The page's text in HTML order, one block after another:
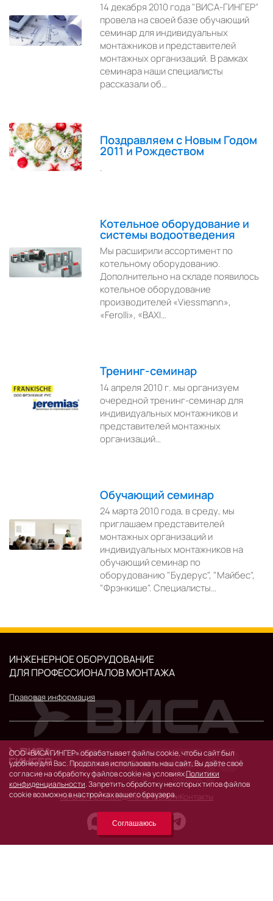
14 декабря 2010 года "ВИСА-ГИНГЕР"
провела на своей базе обучающий
семинар для индивидуальных
монтажников и представителей
монтажных организаций. В рамках
семинара наши специалисты
рассказали об…
Поздравляем с Новым Годом
2011 и Рождеством
.
Котельное оборудование и
системы водоотведения
Мы расширили ассортимент по
котельному оборудованию.
Дополнительно на складе появилось
котельное оборудование
производителей «Viessmann»,
«Ferolli», «BAXI…
Тренинг-семинар
14 апреля 2010 г. мы организуем
очередной тренинг-семинар для
индивидуальных монтажников и
представителей монтажных
организаций…
Обучающий семинар
24 марта 2010 года, в среду, мы
приглашаем представителей
монтажных организаций и
индивидуальных монтажников на
обучающий семинар по
оборудованию "Будерус", "Майбес",
"Фрэнкише". Специалисты…
ИНЖЕНЕРНОЕ ОБОРУДОВАНИЕ
ДЛЯ ПРОФЕССИОНАЛОВ МОНТАЖА
Правовая информация
© 2026 г.
119530, Москва, Очаковское шоссе, д. 32.
КаталогПроизводителиНовостиКонтакты
ООО «ВИСА ГИНГЕР» обрабатывает файлы cookie, чтобы сайт был
удобнее для Вас. Продолжая использовать наш сайт, Вы даёте своё
согласие на обработку файлов cookie на условияхПолитики
конфиденциальности. Запретить обработку некоторых типов файлов
cookie возможно в настройках вашего браузера.
Соглашаюсь